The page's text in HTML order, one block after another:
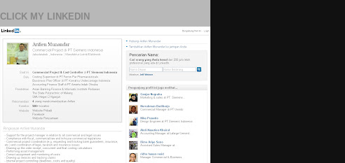
CLICK MY LINKEDIN